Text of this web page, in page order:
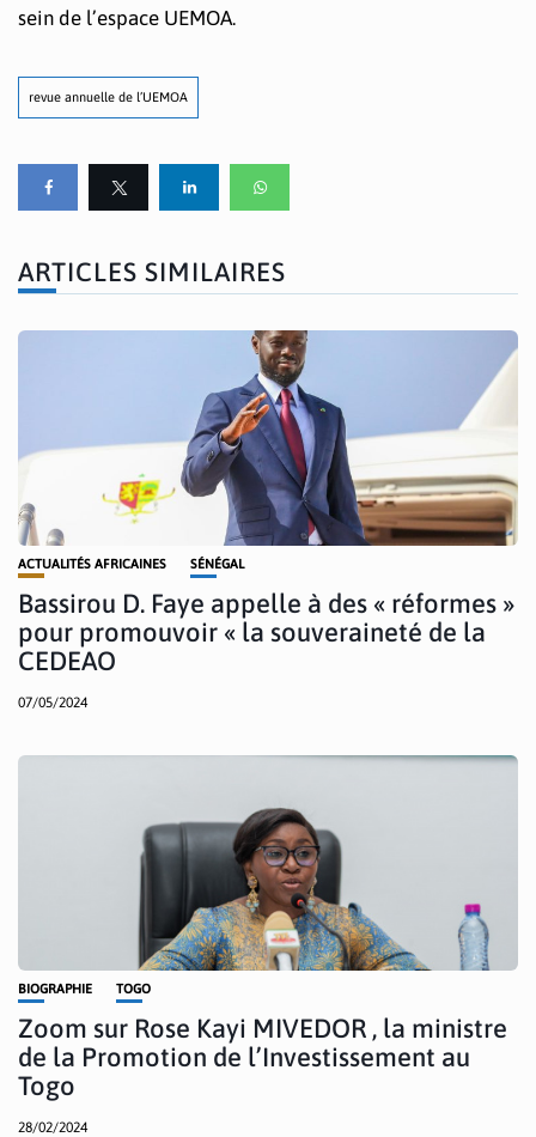
sein de l’espace UEMOA.
revue annuelle de l’UEMOA
ARTICLES SIMILAIRES
ACTUALITÉS AFRICAINES SÉNÉGAL
Bassirou D. Faye appelle à des « réformes »
pour promouvoir « la souveraineté de la
CEDEAO
07/05/2024
BIOGRAPHIE TOGO
Zoom sur Rose Kayi MIVEDOR , la ministre
de la Promotion de l’Investissement au
Togo
28/02/2024